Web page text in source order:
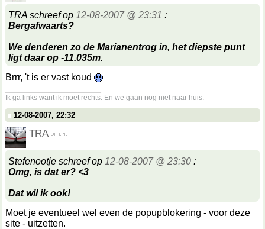
TRA schreef op 12-08-2007 @ 23:31 :
Bergafwaarts?
We denderen zo de Marianentrog in, het diepste punt
ligt daar op -11.035m.
Brrr, 't is er vast koud
Ik ga links want ik moet rechts. En we gaan nog niet naar huis.
12-08-2007, 22:32
TRA
Stefenootje schreef op 12-08-2007 @ 23:30 :
Omg, is dat er? <3
Dat wil ik ook!
Moet je eventueel wel even de popupblokering - voor deze
site - uitzetten.